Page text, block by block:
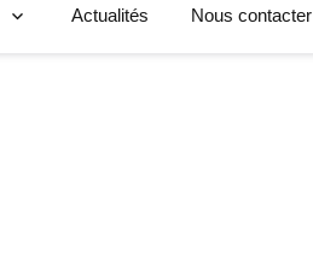
Actualités Nous contacter